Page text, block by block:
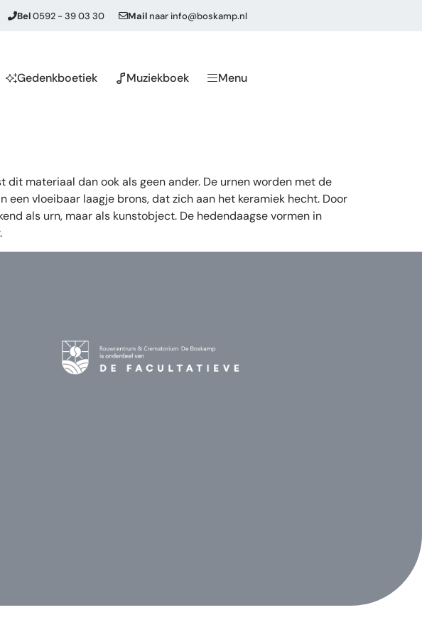
Bel0592 - 39 03 30 Mail naarinfo@boskamp.nl
Gedenkboetiek Muziekboek Menu
materiaal dan ook als geen ander. De urnen worden met de
vloeibaar laagje brons, dat zich aan het keramiek hecht. Door
als urn, maar als kunstobject. De hedendaagse vormen in